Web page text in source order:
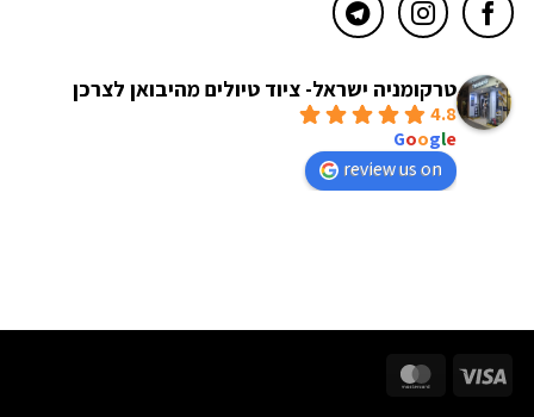
טרקומניה ישראל- ציוד טיולים מהיבואן לצרכן
4.8
Google
review us on
Visa